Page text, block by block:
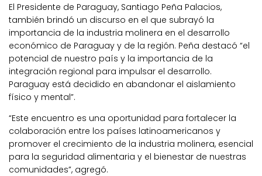
El Presidente de Paraguay, Santiago Peña Palacios,
también brindó un discurso en el que subrayó la
importancia de la industria molinera en el desarrollo
económico de Paraguay y de la región. Peña destacó “el
potencial de nuestro país y la importancia de la
integración regional para impulsar el desarrollo.
Paraguay está decidido en abandonar el aislamiento
físico y mental”.
“Este encuentro es una oportunidad para fortalecer la
colaboración entre los países latinoamericanos y
promover el crecimiento de la industria molinera, esencial
para la seguridad alimentaria y el bienestar de nuestras
comunidades”, agregó.